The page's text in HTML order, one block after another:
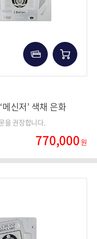
신저’ 색채 은화
을 권장합니다.
770,000원